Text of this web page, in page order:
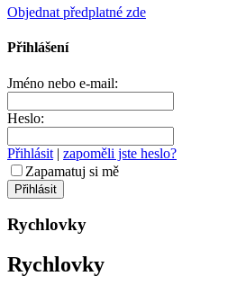
Objednat předplatné zde
Přihlášení
Jméno nebo e-mail:
Heslo:
Přihlásit | zapoměli jste heslo?
Zapamatuj si mě
Rychlovky
Rychlovky